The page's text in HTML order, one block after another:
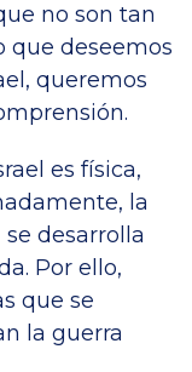
no son tan
que deseemos
queremos
es física,
la
desarrolla
Por ello,
que se
la guerra